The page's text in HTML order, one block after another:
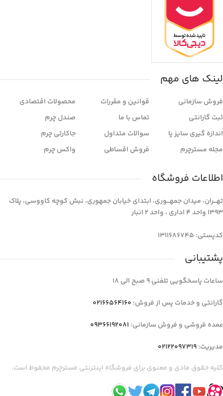
لینک های مهم
فروش سازمانی
ثبت گارانتی
اندازه گیری سایز پا
مجله مسترچرم
قوانین و مقررات
تماس با ما
سوالات متداول
فروش اقساطی
محصولات اقتصادی
صندل چرم
جاکارتی چرم
واکس چرم
اطلاعات فروشگاه
تهـــران، میدان جمهـــوری، ابتدای خیابان جمهوری، نبش کوچه کاووسی، پلاک
1393 واحد 4 اداری ، واحد 2 انبار
کدپستی: 1311686745
پشتیبانی
ساعات پاسخگویی تلفنی 9 صبح الی 18
گارانتی و خدمات پس از فروش: 02166564160
عمده فروشی و فروش سازمانی: 09366192081
مدیریت:02122097319
کلیه حقوق مادی و معنوی برای فروشگاه اینترنتی مسترچرم محفوظ است.